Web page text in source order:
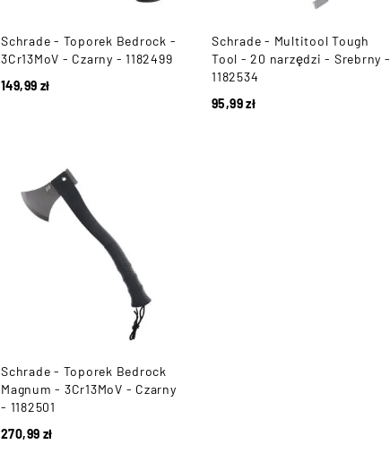
Schrade - Toporek Bedrock -
3Cr13MoV - Czarny - 1182499
149,99 zł
Schrade - Multitool Tough
Tool - 20 narzędzi - Srebrny -
1182534
95,99zł
Schrade - Toporek Bedrock
Magnum - 3Cr13MoV - Czarny
- 1182501
270,99 zł